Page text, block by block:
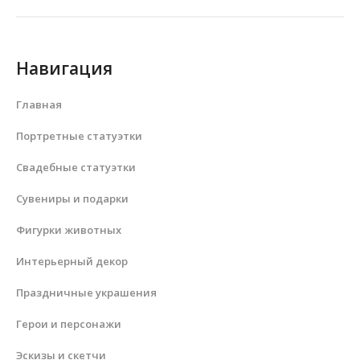
Навигация
Главная
Портретные статуэтки
Свадебные статуэтки
Сувениры и подарки
Фигурки животных
Интерьерный декор
Праздничные украшения
Герои и персонажи
Эскизы и скетчи